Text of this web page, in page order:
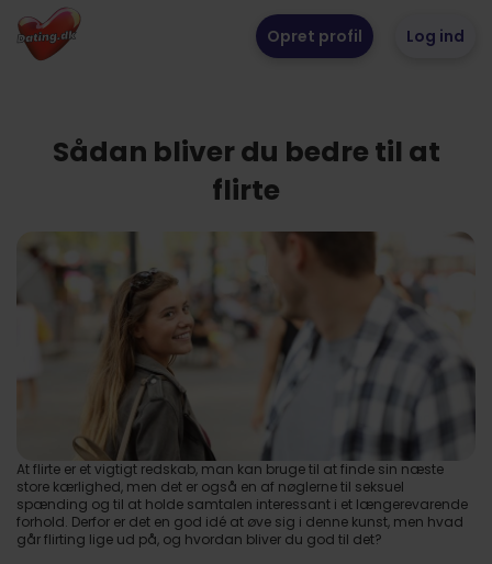
Opret profil Log ind
Sådan bliver du bedre til at
flirte
At flirte er et vigtigt redskab, man kan bruge til at finde sin næste
store kærlighed, men det er også en af nøglerne til seksuel
spænding og til at holde samtalen interessant i et længerevarende
forhold. Derfor er det en god idé at øve sig i denne kunst, men hvad
går flirting lige ud på, og hvordan bliver du god til det?